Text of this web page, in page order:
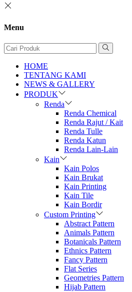
Menu
HOME
TENTANG KAMI
NEWS & GALLERY
PRODUK
Renda
Renda Chemical
Renda Rajut / Kait
Renda Tulle
Renda Katun
Renda Lain-Lain
Kain
Kain Polos
Kain Brukat
Kain Printing
Kain Tile
Kain Bordir
Custom Printing
Abstract Pattern
Animals Pattern
Botanicals Pattern
Ethnics Pattern
Fancy Pattern
Flat Series
Geometries Pattern
Hijab Pattern